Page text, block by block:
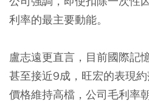
利率的最主要動能。
盧志遠更直言，目前國際記
甚至接近9成，旺宏的表現
價格維持高檔，公司毛利率